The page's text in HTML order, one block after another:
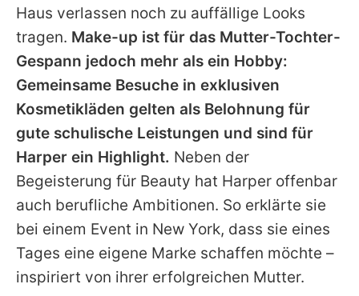
Haus verlassen noch zu auffällige Looks
tragen. Make-up ist für das Mutter-Tochter-
Gespann jedoch mehr als ein Hobby:
Gemeinsame Besuche in exklusiven
Kosmetikläden gelten als Belohnung für
gute schulische Leistungen und sind für
Harper ein Highlight. Neben der
Begeisterung für Beauty hat Harper offenbar
auch berufliche Ambitionen. So erklärte sie
bei einem Event in New York, dass sie eines
Tages eine eigene Marke schaffen möchte –
inspiriert von ihrer erfolgreichen Mutter.